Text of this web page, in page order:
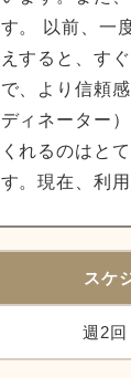
す。 以前、一
えすると、す
で、より信頼
ディネーター
くれるのはと
す。現在、利
スケ
週2